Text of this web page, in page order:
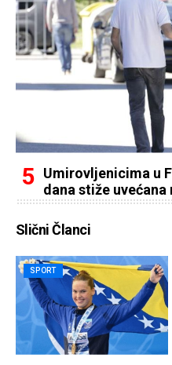
Umirovljenicima u
dana stiže uvećana
Slični Članci
SPORT